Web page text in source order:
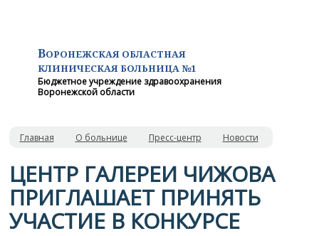
ВОРОНЕЖСКАЯ ОБЛАСТНАЯ
КЛИНИЧЕСКАЯ БОЛЬНИЦА №1
Бюджетное учреждение здравоохранения
Воронежской области
Главная О больнице Пресс-центр Новости
ЦЕНТР ГАЛЕРЕИ ЧИЖОВА
ПРИГЛАШАЕТ ПРИНЯТЬ
УЧАСТИЕ В КОНКУРСЕ